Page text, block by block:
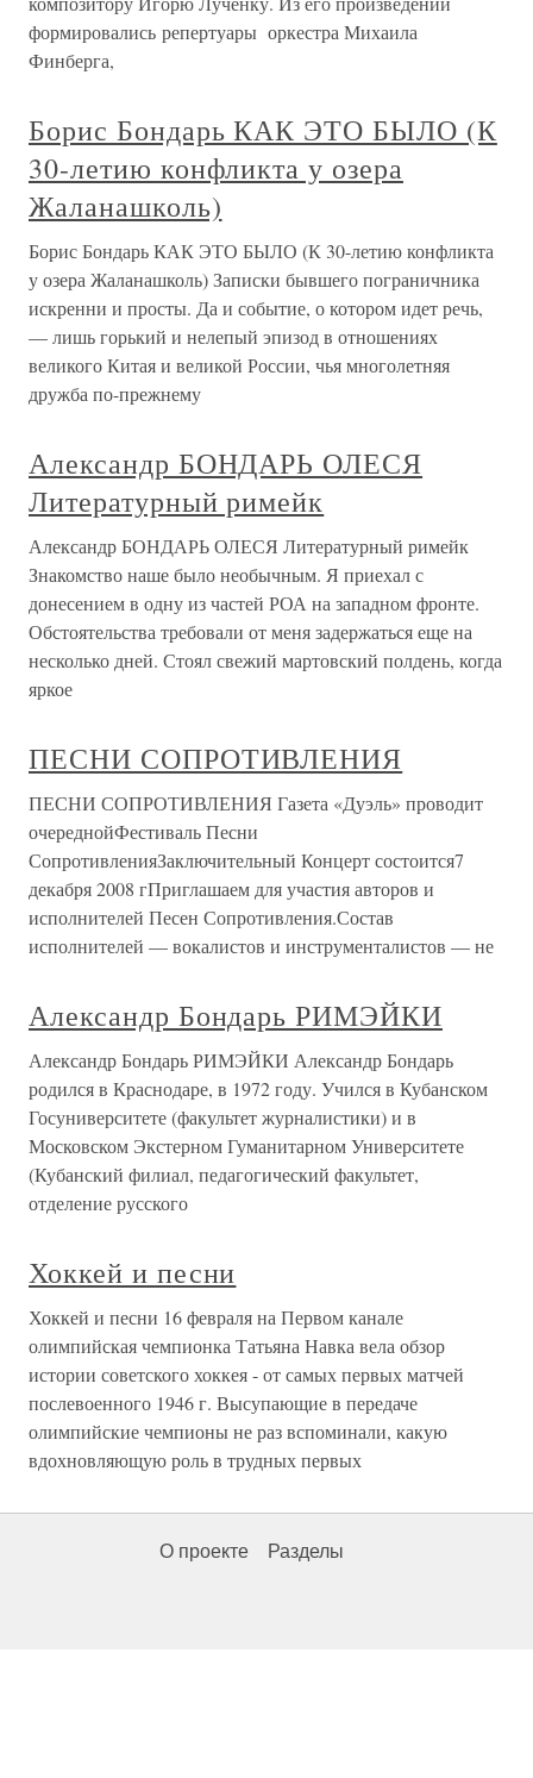
формировались репертуары оркестра Михаила
Финберга,
Борис Бондарь КАК ЭТО БЫЛО (К
30-летию конфликта у озера
Жаланашколь)
Борис Бондарь КАК ЭТО БЫЛО (К 30-летию конфликта
у озера Жаланашколь) Записки бывшего пограничника
искренни и просты. Да и событие, о котором идет речь,
— лишь горький и нелепый эпизод в отношениях
великого Китая и великой России, чья многолетняя
дружба по-прежнему
Александр БОНДАРЬ ОЛЕСЯ
Литературный римейк
Александр БОНДАРЬ ОЛЕСЯ Литературный римейк
Знакомство наше было необычным. Я приехал с
донесением в одну из частей РОА на западном фронте.
Обстоятельства требовали от меня задержаться еще на
несколько дней. Стоял свежий мартовский полдень, когда
яркое
ПЕСНИ СОПРОТИВЛЕНИЯ
ПЕСНИ СОПРОТИВЛЕНИЯ Газета «Дуэль» проводит
очереднойФестиваль Песни
СопротивленияЗаключительный Концерт состоится7
декабря 2008 гПриглашаем для участия авторов и
исполнителей Песен Сопротивления.Состав
исполнителей — вокалистов и инструменталистов — не
Александр Бондарь РИМЭЙКИ
Александр Бондарь РИМЭЙКИ Александр Бондарь
родился в Краснодаре, в 1972 году. Учился в Кубанском
Госуниверситете (факультет журналистики) и в
Московском Экстерном Гуманитарном Университете
(Кубанский филиал, педагогический факультет,
отделение русского
Хоккей и песни
Хоккей и песни 16 февраля на Первом канале
олимпийская чемпионка Татьяна Навка вела обзор
истории советского хоккея - от самых первых матчей
послевоенного 1946 г. Высупающие в передаче
олимпийские чемпионы не раз вспоминали, какую
вдохновляющую роль в трудных первых
О проекте Разделы